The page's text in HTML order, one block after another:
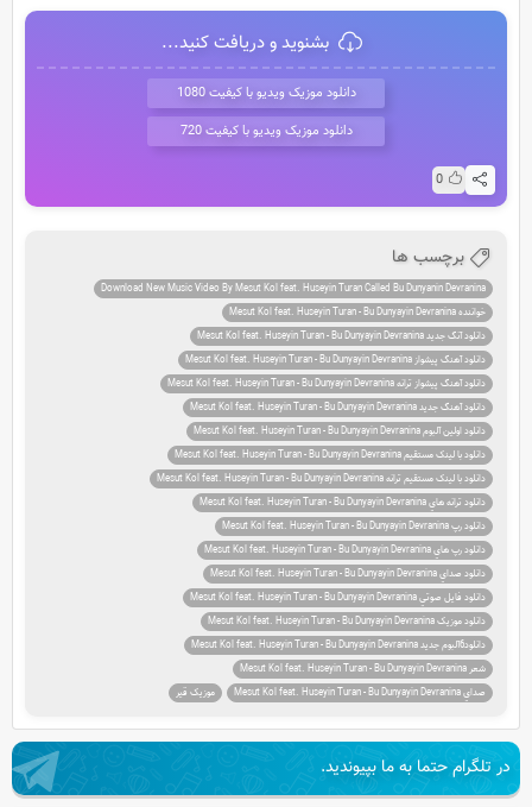
بشنوید و دریافت کنید...
دانلود موزیک ویدیو با کیفیت 1080
دانلود موزیک ویدیو با کیفیت 720
0
برچسب ها
Download New Music Video By Mesut Kol feat. Huseyin Turan Called Bu Dunyanin Devranina
خواننده Mesut Kol feat. Huseyin Turan - Bu Dunyayin Devranina
دانلود آنگ جديد Mesut Kol feat. Huseyin Turan - Bu Dunyayin Devranina
دانلود آهنگ پيشواز Mesut Kol feat. Huseyin Turan - Bu Dunyayin Devranina
دانلود آهنگ پيشواز ترانه Mesut Kol feat. Huseyin Turan - Bu Dunyayin Devranina
دانلود آهنگ جديد Mesut Kol feat. Huseyin Turan - Bu Dunyayin Devranina
دانلود اولين آلبوم Mesut Kol feat. Huseyin Turan - Bu Dunyayin Devranina
دانلود با لينک مستقيم Mesut Kol feat. Huseyin Turan - Bu Dunyayin Devranina
دانلود با لينک مستقيم ترانه Mesut Kol feat. Huseyin Turan - Bu Dunyayin Devranina
دانلود ترانه هاي Mesut Kol feat. Huseyin Turan - Bu Dunyayin Devranina
دانلود رپ Mesut Kol feat. Huseyin Turan - Bu Dunyayin Devranina
دانلود رپ هاي Mesut Kol feat. Huseyin Turan - Bu Dunyayin Devranina
دانلود صداي Mesut Kol feat. Huseyin Turan - Bu Dunyayin Devranina
دانلود فايل صوتي Mesut Kol feat. Huseyin Turan - Bu Dunyayin Devranina
دانلود موزيک Mesut Kol feat. Huseyin Turan - Bu Dunyayin Devranina
دانلود6آلبوم جديد Mesut Kol feat. Huseyin Turan - Bu Dunyayin Devranina
شعر Mesut Kol feat. Huseyin Turan - Bu Dunyayin Devranina
صداي Mesut Kol feat. Huseyin Turan - Bu Dunyayin Devranina
موزیک قیر
در تلگرام حتما به ما بپیوندید.